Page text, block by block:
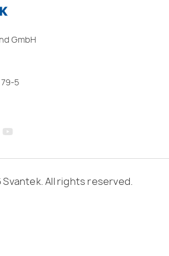
GmbH
5
All rights reserved.